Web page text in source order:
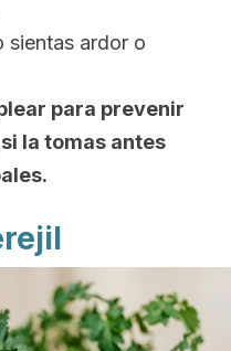
sientas ardor o
para prevenir
la tomas antes